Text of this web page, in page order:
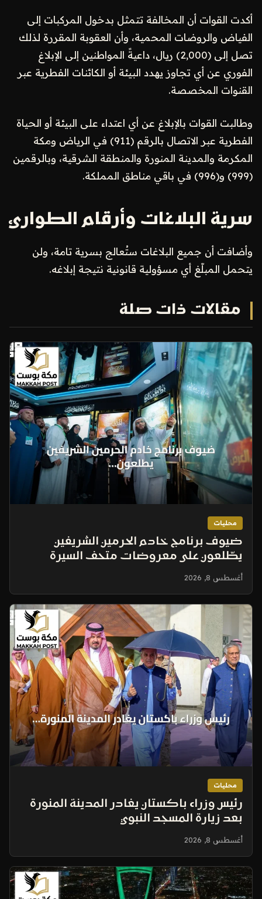
أكدت القوات أن المخالفة تتمثل بدخول المركبات إلى
الفياض والروضات المحمية، وأن العقوبة المقررة لذلك
تصل إلى (2,000) ريال، داعيةً المواطنين إلى الإبلاغ
الفوري عن أي تجاوز يهدد البيئة أو الكائنات الفطرية عبر
القنوات المخصصة.
وطالبت القوات بالإبلاغ عن أي اعتداء على البيئة أو الحياة
الفطرية عبر الاتصال بالرقم (911) في الرياض ومكة
المكرمة والمدينة المنورة والمنطقة الشرقية، وبالرقمين
(999) و(996) في باقي مناطق المملكة.
سرية البلاغات وأرقام الطوارئ
وأضافت أن جميع البلاغات ستُعالج بسرية تامة، ولن
يتحمل المبلّغ أي مسؤولية قانونية نتيجة إبلاغه.
مقالات ذات صلة
محليات
ضيوف برنامج خادم الحرمين الشريفين
يطّلعون على معروضات متحف السيرة
النبوية في المدينة المنورة
أغسطس 8, 2026
محليات
رئيس وزراء باكستان يغادر المدينة المنورة
بعد زيارة المسجد النبوي
أغسطس 8, 2026